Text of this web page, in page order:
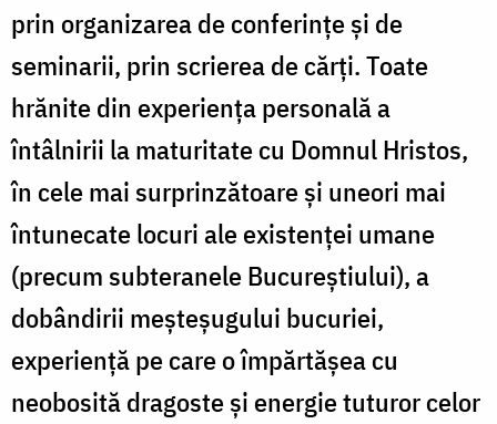
prin organizarea de conferințe și de
seminarii, prin scrierea de cărți. Toate
hrănite din experiența personală a
întâlnirii la maturitate cu Domnul Hristos,
în cele mai surprinzătoare și uneori mai
întunecate locuri ale existenței umane
(precum subteranele Bucureștiului), a
dobândirii meșteșugului bucuriei,
experiență pe care o împărtășea cu
neobosită dragoste și energie tuturor celor